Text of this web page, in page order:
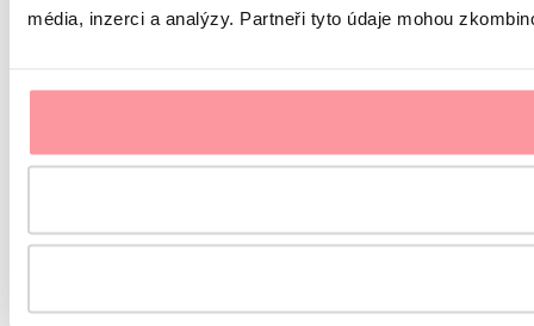
média, inzerci a analýzy. Partneři tyto údaje mohou